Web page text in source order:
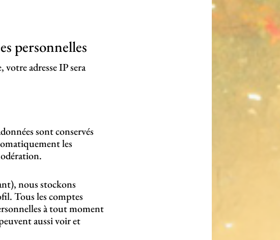
personnelles
adresse IP sera
sont conservés
les
nous stockons
Tous les comptes
à tout moment
aussi voir et